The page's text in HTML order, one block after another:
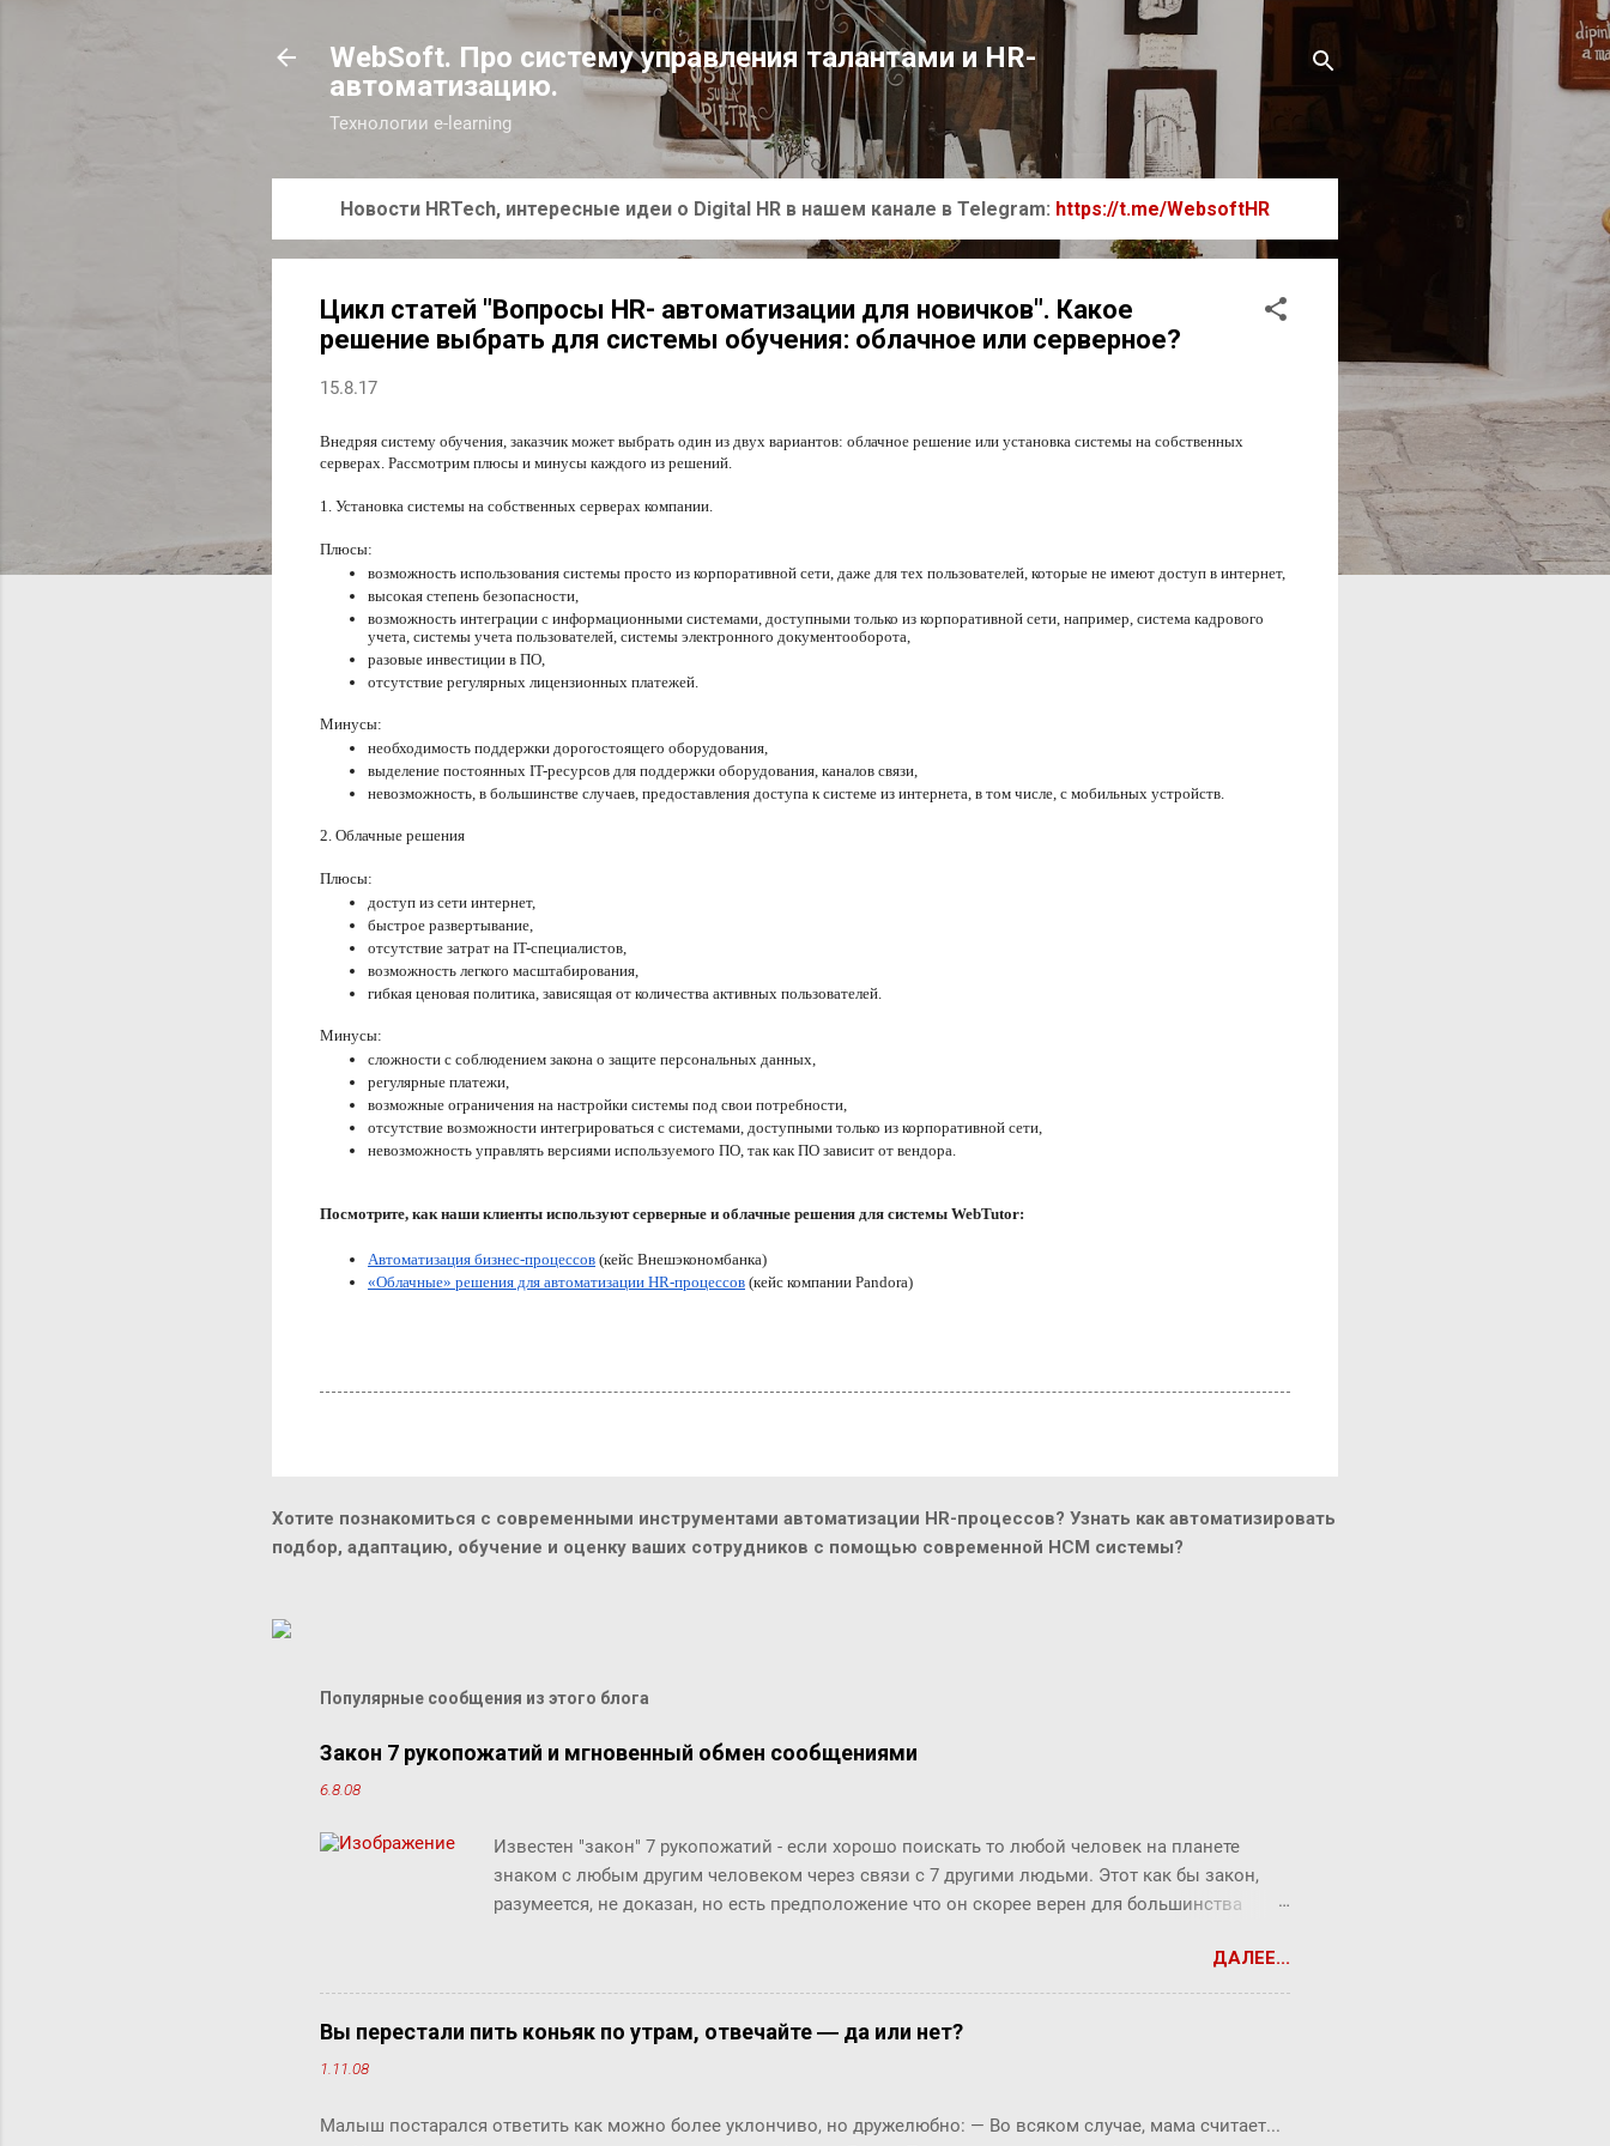
К основному контенту
WebSoft. Про систему управления талантами и HR-
автоматизацию.
Технологии e-learning
Новости HRTech, интересные идеи о Digital HR в нашем канале в Telegram: https://t.me/WebsoftHR
Цикл статей "Вопросы HR- автоматизации для новичков". Какое
решение выбрать для системы обучения: облачное или серверное?
15.8.17
Внедряя систему обучения, заказчик может выбрать один из двух вариантов: облачное решение или установка системы на собственных
серверах. Рассмотрим плюсы и минусы каждого из решений.
1. Установка системы на собственных серверах компании.
Плюсы:
возможность использования системы просто из корпоративной сети, даже для тех пользователей, которые не имеют доступ в интернет,
высокая степень безопасности,
возможность интеграции с информационными системами, доступными только из корпоративной сети, например, система кадрового
учета, системы учета пользователей, системы электронного документооборота,
разовые инвестиции в ПО,
отсутствие регулярных лицензионных платежей.
Минусы:
необходимость поддержки дорогостоящего оборудования,
выделение постоянных IT-ресурсов для поддержки оборудования, каналов связи,
невозможность, в большинстве случаев, предоставления доступа к системе из интернета, в том числе, с мобильных устройств.
2. Облачные решения
Плюсы:
доступ из сети интернет,
быстрое развертывание,
отсутствие затрат на IT-специалистов,
возможность легкого масштабирования,
гибкая ценовая политика, зависящая от количества активных пользователей.
Минусы:
сложности с соблюдением закона о защите персональных данных,
регулярные платежи,
возможные ограничения на настройки системы под свои потребности,
отсутствие возможности интегрироваться с системами, доступными только из корпоративной сети,
невозможность управлять версиями используемого ПО, так как ПО зависит от вендора.
Посмотрите, как наши клиенты используют серверные и облачные решения для системы WebTutor:
Автоматизация бизнес-процессов (кейс Внешэкономбанка)
«Облачные» решения для автоматизации HR-процессов (кейс компании Pandora)
Хотите познакомиться с современными инструментами автоматизации HR-процессов? Узнать как автоматизировать
подбор, адаптацию, обучение и оценку ваших сотрудников с помощью современной HCM системы?
Популярные сообщения из этого блога
Закон 7 рукопожатий и мгновенный обмен сообщениями
6.8.08
Известен "закон" 7 рукопожатий - если хорошо поискать то любой человек на планете
знаком с любым другим человеком через связи с 7 другими людьми. Этот как бы закон,
разумеется, не доказан, но есть предположение что он скорее верен для большинства
"сжиматься" за счет технологий (интернет, авиаперелеты и т.п.). Этот закон ребята из
Microsofr Research решили проверить на пользователях Microsoft Messenger (180
миллионов) и базе из их 30 миллиардов сообщений (начиная с 2006 года). Знакомыми
считали двух людей, хотя бы раз обменявшихся сообщениями в чате. Окзалось, что средняя
коммуникации с экспертами, т.к. получается, что все богатства мира (знания) всего в 6
ДАЛЕЕ...
Вы перестали пить коньяк по утрам, отвечайте ― да или нет?
1.11.08
Малыш постарался ответить как можно более уклончиво, но дружелюбно: ― Во всяком случае, мама считает...